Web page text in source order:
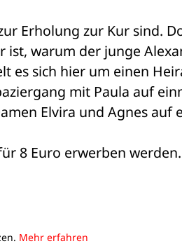
Erholung zur Kur sind.
ist, warum der junge
es sich hier um einen
mit Paula auf
Elvira und Agnes auf
8 Euro erwerben
Mehr erfahren